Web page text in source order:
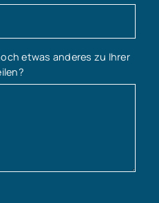
etwas anderes zu Ihrer